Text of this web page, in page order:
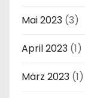
Mai 2023 (3)
April 2023 (1)
März 2023 (1)